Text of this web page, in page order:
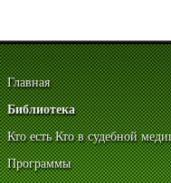
Главная
Библиотека
Кто есть Кто в судебной
Программы